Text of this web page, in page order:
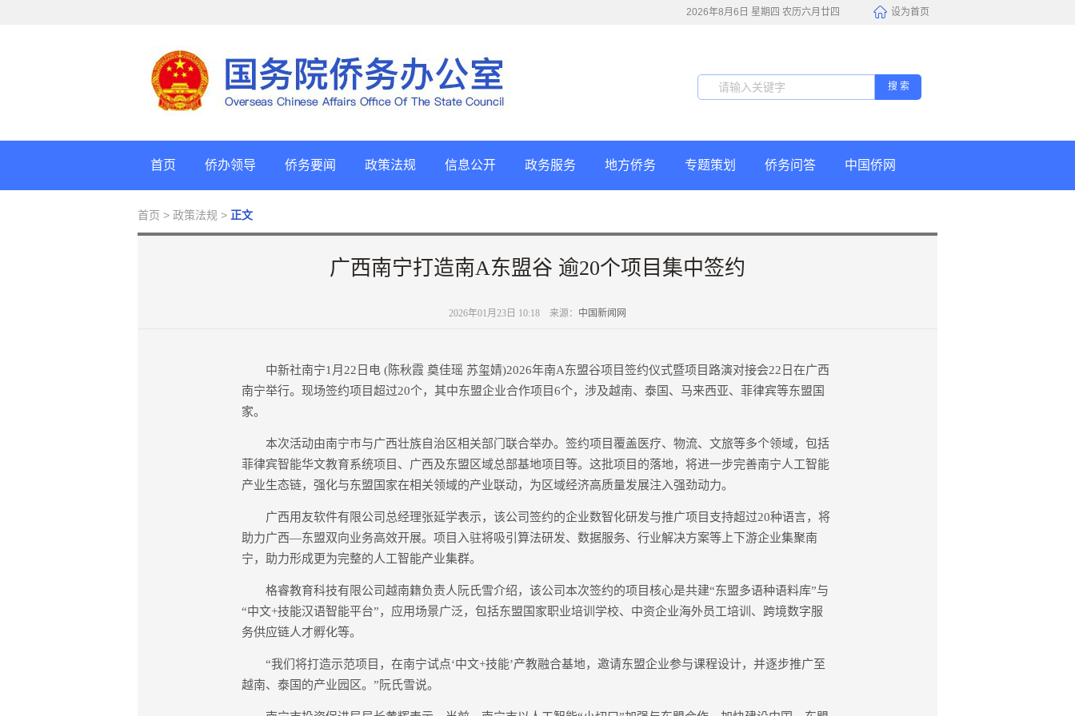
设为首页
2026年8月6日 星期四 农历六月廿四
搜 索
首页 侨办领导 侨务要闻 政策法规 信息公开 政务服务 地方侨务 专题策划 侨务问答 中国侨网
首页 > 政策法规 > 正文
广西南宁打造南A东盟谷 逾20个项目集中签约
2026年01月23日 10:18 来源： 中国新闻网
中新社南宁1月22日电 (陈秋霞 奠佳瑶 苏玺婧)2026年南A东盟谷项目签约仪式暨项目路演对接会22日在广西
南宁举行。现场签约项目超过20个，其中东盟企业合作项目6个，涉及越南、泰国、马来西亚、菲律宾等东盟国
家。
本次活动由南宁市与广西壮族自治区相关部门联合举办。签约项目覆盖医疗、物流、文旅等多个领域，包括
菲律宾智能华文教育系统项目、广西及东盟区域总部基地项目等。这批项目的落地，将进一步完善南宁人工智能
产业生态链，强化与东盟国家在相关领域的产业联动，为区域经济高质量发展注入强劲动力。
广西用友软件有限公司总经理张延学表示，该公司签约的企业数智化研发与推广项目支持超过20种语言，将
助力广西—东盟双向业务高效开展。项目入驻将吸引算法研发、数据服务、行业解决方案等上下游企业集聚南
宁，助力形成更为完整的人工智能产业集群。
格睿教育科技有限公司越南籍负责人阮氏雪介绍，该公司本次签约的项目核心是共建“东盟多语种语料库”与
“中文+技能汉语智能平台”，应用场景广泛，包括东盟国家职业培训学校、中资企业海外员工培训、跨境数字服
务供应链人才孵化等。
“我们将打造示范项目，在南宁试点‘中文+技能’产教融合基地，邀请东盟企业参与课程设计，并逐步推广至
越南、泰国的产业园区。”阮氏雪说。